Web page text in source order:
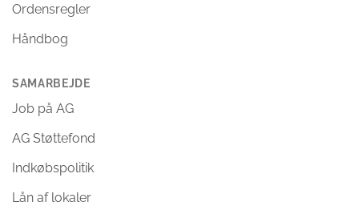
Ordensregler
Håndbog
SAMARBEJDE
Job på AG
AG Støttefond
Indkøbspolitik
Lån af lokaler